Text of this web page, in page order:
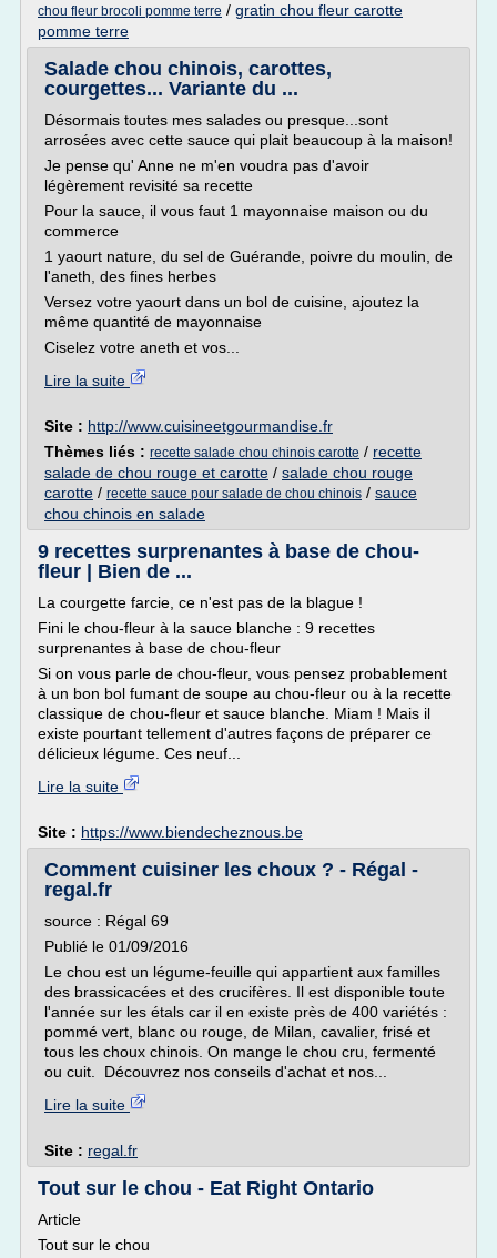
chou fleur brocoli pomme terre / gratin chou fleur carotte
pomme terre
Salade chou chinois, carottes,
courgettes... Variante du ...
Désormais toutes mes salades ou presque...sont
arrosées avec cette sauce qui plait beaucoup à la maison!
Je pense qu' Anne ne m'en voudra pas d'avoir
légèrement revisité sa recette
Pour la sauce, il vous faut 1 mayonnaise maison ou du
commerce
1 yaourt nature, du sel de Guérande, poivre du moulin, de
l'aneth, des fines herbes
Versez votre yaourt dans un bol de cuisine, ajoutez la
même quantité de mayonnaise
Ciselez votre aneth et vos...
Lire la suite
Site : http://www.cuisineetgourmandise.fr
Thèmes liés : recette salade chou chinois carotte / recette
salade de chou rouge et carotte / salade chou rouge
carotte / recette sauce pour salade de chou chinois / sauce
chou chinois en salade
9 recettes surprenantes à base de chou-
fleur | Bien de ...
La courgette farcie, ce n'est pas de la blague !
Fini le chou-fleur à la sauce blanche : 9 recettes
surprenantes à base de chou-fleur
Si on vous parle de chou-fleur, vous pensez probablement
à un bon bol fumant de soupe au chou-fleur ou à la recette
classique de chou-fleur et sauce blanche. Miam ! Mais il
existe pourtant tellement d'autres façons de préparer ce
délicieux légume. Ces neuf...
Lire la suite
Site : https://www.biendecheznous.be
Comment cuisiner les choux ? - Régal -
regal.fr
source : Régal 69
Publié le 01/09/2016
Le chou est un légume-feuille qui appartient aux familles
des brassicacées et des crucifères. Il est disponible toute
l'année sur les étals car il en existe près de 400 variétés :
pommé vert, blanc ou rouge, de Milan, cavalier, frisé et
tous les choux chinois. On mange le chou cru, fermenté
ou cuit. Découvrez nos conseils d'achat et nos...
Lire la suite
Site : regal.fr
Tout sur le chou - Eat Right Ontario
Article
Tout sur le chou